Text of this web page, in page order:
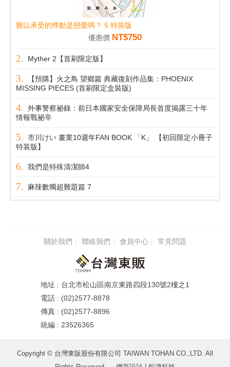
難以承受的悸動是戀愛嗎？ 5 特裝版
優惠價 NT$750
Myther 2【首刷限定版】
【預購】火之鳥 望鄉篇 典藏復刻作品集：PHOENIX
MISSING PIECES (首刷限定盒裝版)
外事警察祕錄：前日本國家安全保障局長首度揭露三十年
情報戰祕辛
市川けい 畫業10週年FAN BOOK 「K」 【初回限定小冊子
特装版】
我們是特殊清潔師4
麻辣數獨超難題篇 7
關於我們 聯絡我們 會員中心 常見問題
台北市松山區南京東路四段130號2樓之1
(02)2577-8878
(02)2577-8896
23526365
Copyright © 台灣東販股份有限公司 TAIWAN TOHAN CO.,LTD. All